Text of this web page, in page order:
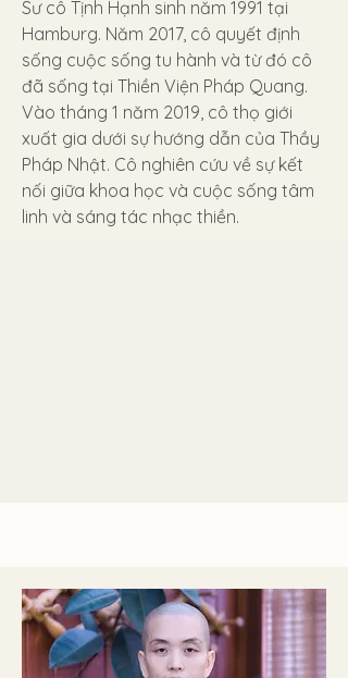
Sư cô Tịnh Hạnh sinh năm 1991 tại
Hamburg. Năm 2017, cô quyết định
sống cuộc sống tu hành và từ đó cô
đã sống tại Thiền Viện Pháp Quang.
Vào tháng 1 năm 2019, cô thọ giới
xuất gia dưới sự hướng dẫn của Thầy
Pháp Nhật. Cô nghiên cứu về sự kết
nối giữa khoa học và cuộc sống tâm
linh và sáng tác nhạc thiền.